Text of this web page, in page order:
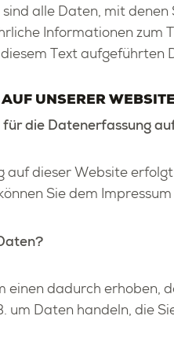
alle Daten, mit
In­for­ma­tio­nen zum
Text auf­ge­führ­ten
UN­SE­RER
die Da­ten­er­fas­sung
auf die­ser Web­site
Sie dem
einen da­durch er­ho­ben,
um Daten han­deln, die